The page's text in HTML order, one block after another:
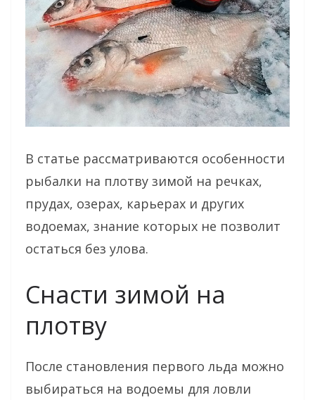
В статье рассматриваются особенности
рыбалки на плотву зимой на речках,
прудах, озерах, карьерах и других
водоемах, знание которых не позволит
остаться без улова.
Снасти зимой на
плотву
После становления первого льда можно
выбираться на водоемы для ловли